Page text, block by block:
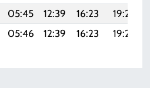
05:45 12:39 16:23 19:24
05:46 12:39 16:23 19:22